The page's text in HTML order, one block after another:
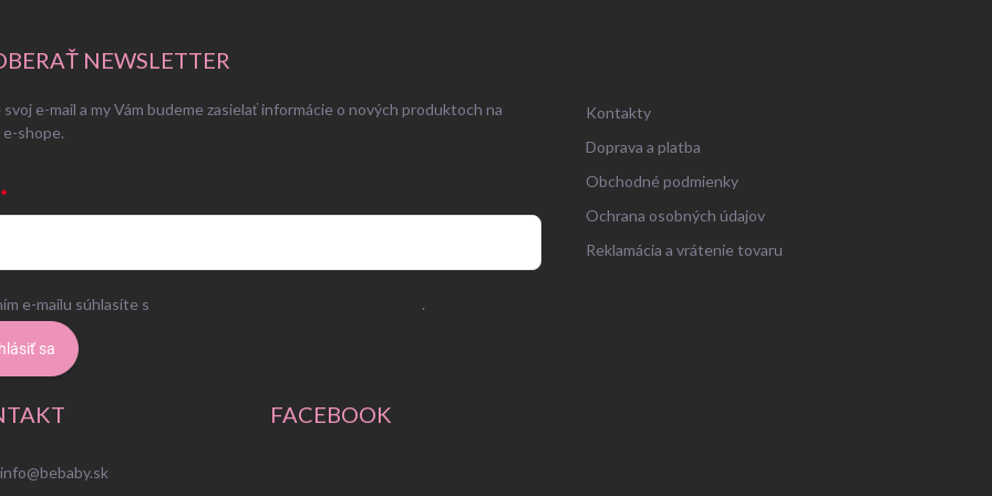
NEWSLETTER
e-mail a my Vám budeme zasielať informácie o nových produktoch na
e-shope.
e-mailu súhlasíte s .
sa
Kontakty
Doprava a platba
Obchodné podmienky
Ochrana osobných údajov
Reklamácia a vrátenie tovaru
info@bebaby.sk
FACEBOOK